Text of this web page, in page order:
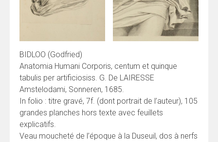
BIDLOO (Godfried)
Anatomia Humani Corporis, centum et quinque
tabulis per artificiosiss. G. De LAIRESSE
Amstelodami, Sonneren, 1685.
In folio : titre gravé, 7f. (dont portrait de l’auteur), 105
grandes planches hors texte avec feuillets
explicatifs.
Veau moucheté de l’époque à la Duseuil, dos à nerfs